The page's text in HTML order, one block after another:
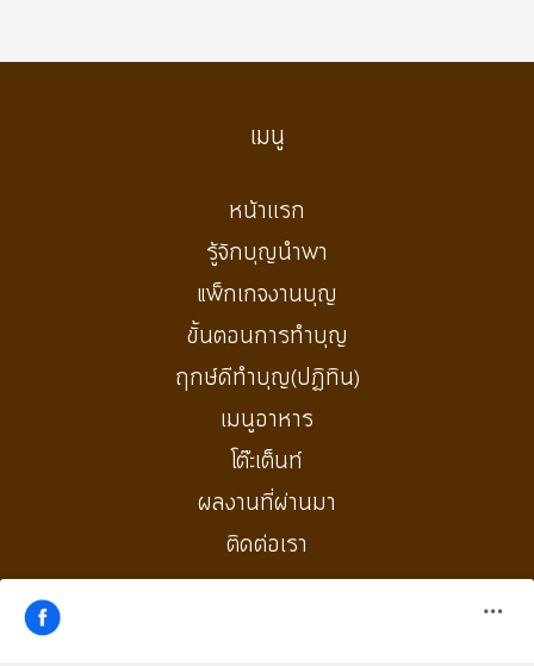
เมนู
หน้าเเรก
รู้จักบุญนำพา
แพ็กเกจงานบุญ
ขั้นตอนการทำบุญ
ฤกษ์ดีทำบุญ(ปฏิทิน)
เมนูอาหาร
โต๊ะเต็นท์
ผลงานที่ผ่านมา
ติดต่อเรา